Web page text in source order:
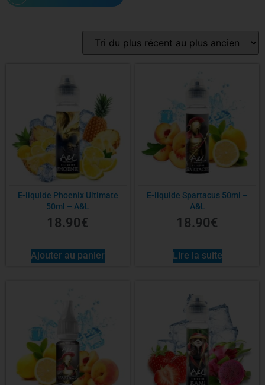
Contenance
Nicotine
E-liquide Phoenix Ultimate
50ml – A&L
18.90€
Ajouter au panier
E-liquide Spartacus 50ml –
A&L
18.90€
Lire la suite